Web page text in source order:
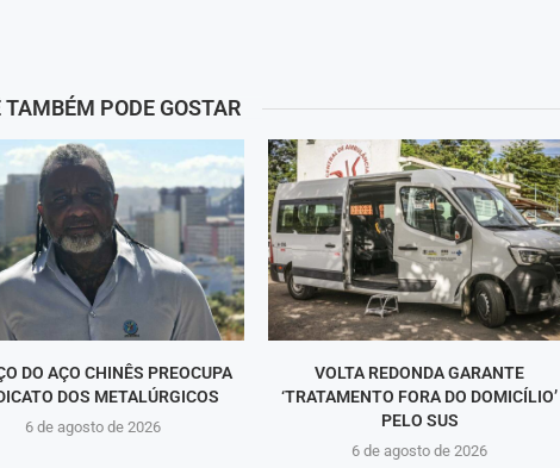
TAMBÉM PODE GOSTAR
DO AÇO CHINÊS PREOCUPA
DOS METALÚRGICOS
6 de agosto de 2026
VOLTA REDONDA GARANTE
‘TRATAMENTO FORA DO DOMICÍLIO’
PELO SUS
6 de agosto de 2026